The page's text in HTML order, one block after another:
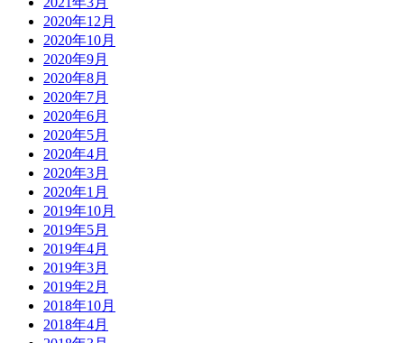
2020年12月
2020年10月
2020年9月
2020年8月
2020年7月
2020年6月
2020年5月
2020年4月
2020年3月
2020年1月
2019年10月
2019年5月
2019年4月
2019年3月
2019年2月
2018年10月
2018年4月